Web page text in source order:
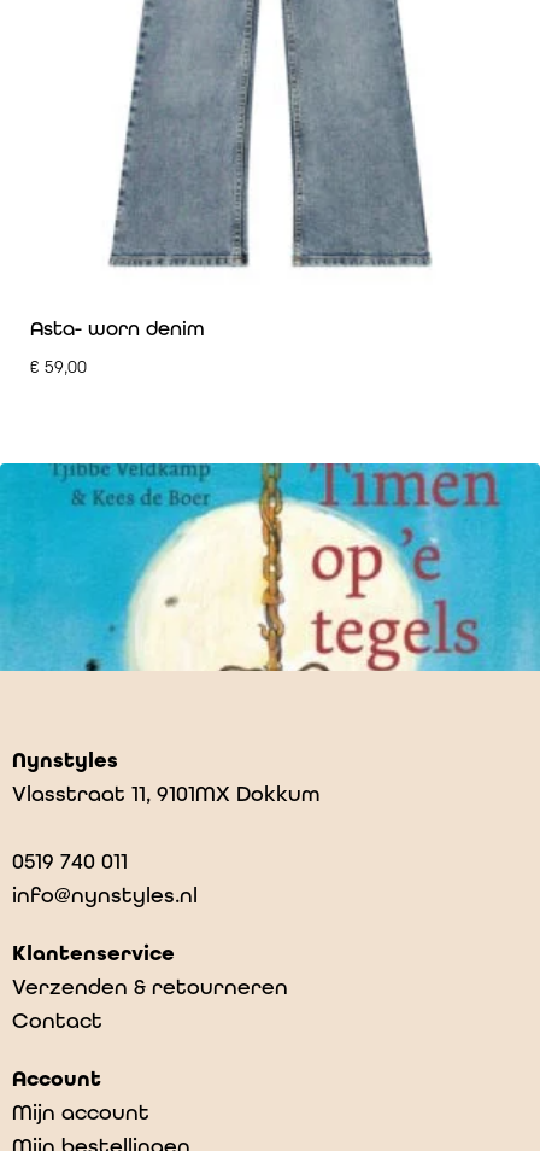
Asta- worn denim
€ 59,00
€14,99
Nynstyles
Vlasstraat 11, 9101MX Dokkum
0519 740 011
info@nynstyles.nl
Klantenservice
Verzenden & retourneren
Contact
Account
Mijn account
Mijn bestellingen